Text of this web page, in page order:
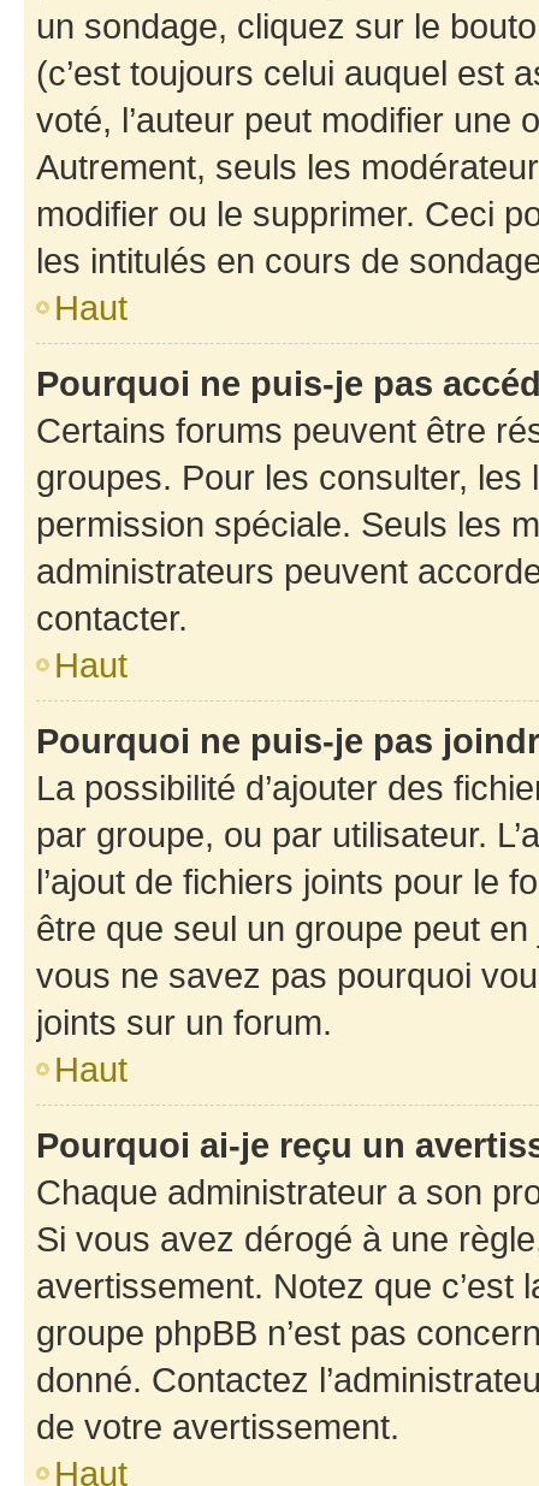
un sondage, cliquez sur le
(c’est toujours celui auquel est
voté, l’auteur peut modifier une
Autrement, seuls les
modifier ou le supprimer. Ceci
les intitulés en cours de
Haut
Pourquoi ne puis-je pas
Certains forums peuvent être
groupes. Pour les consulter,
permission spéciale. Seuls les
administrateurs peuvent
contacter.
Haut
Pourquoi ne puis-je pas
La possibilité d’ajouter des
par groupe, ou par utilisateur.
l’ajout de fichiers joints pour le
être que seul un groupe peut
vous ne savez pas pourquoi
joints sur un forum.
Haut
Pourquoi ai-je reçu un
Chaque administrateur a son
Si vous avez dérogé à une
avertissement. Notez que c’est
groupe phpBB n’est pas
donné. Contactez
de votre avertissement.
Haut